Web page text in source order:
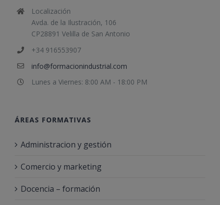
Localización
Avda. de la Ilustración, 106
CP28891 Velilla de San Antonio
+34 916553907
info@formacionindustrial.com
Lunes a Viernes: 8:00 AM - 18:00 PM
ÁREAS FORMATIVAS
Administracion y gestión
Comercio y marketing
Docencia – formación